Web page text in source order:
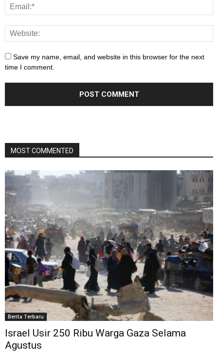
Save my name, email, and website in this browser for the next
time I comment.
MOST COMMENTED
Berita Terbaru
Israel Usir 250 Ribu Warga Gaza Selama
Agustus